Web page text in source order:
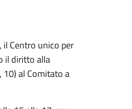
Centro unico per
il diritto alla
10) al Comitato a